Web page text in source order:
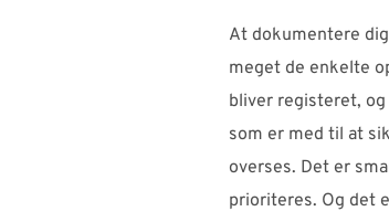
At dokumentere
meget de enkelte
bliver registeret,
som er med til at
overses. Det er
prioriteres. Og det